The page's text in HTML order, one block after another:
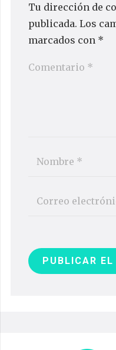
Tu dirección de
publicada. Los
marcados con *
PUBLICAR